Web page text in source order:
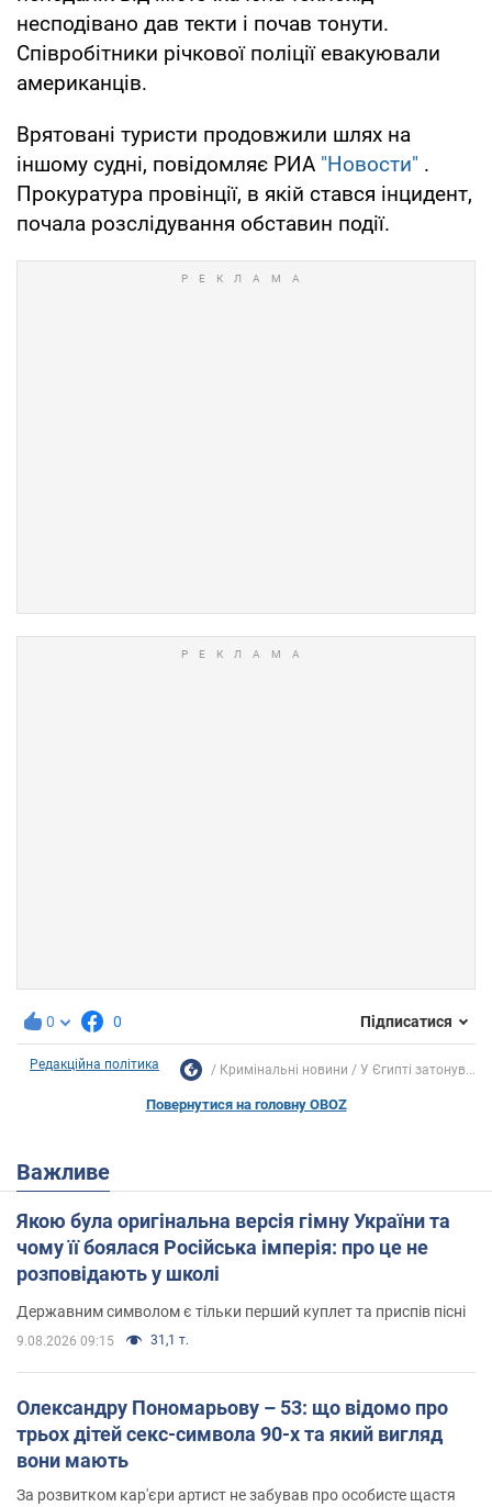
несподівано дав текти і почав тонути.
Співробітники річкової поліції евакуювали
американців.
Врятовані туристи продовжили шлях на
іншому судні, повідомляє РИА "Новости" .
Прокуратура провінції, в якій стався інцидент,
почала розслідування обставин події.
0 0 Підписатися
Редакційна політика Кримінальні новини У Єгипті затонув...
Повернутися на головну OBOZ
Важливе
Якою була оригінальна версія гімну України та
чому її боялася Російська імперія: про це не
розповідають у школі
Державним символом є тільки перший куплет та приспів пісні
9.08.2026 09:15 31,1 т.
Олександру Пономарьову – 53: що відомо про
трьох дітей секс-символа 90-х та який вигляд
вони мають
За розвитком кар'єри артист не забував про особисте щастя